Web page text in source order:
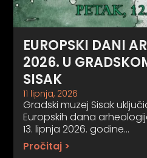
EUROPSKI DANI
2026. U
SISAK
11 lipnja, 2026
Gradski muzej Sisak
Europskih dana
13. lipnja 2026. godine…
Pročitaj >